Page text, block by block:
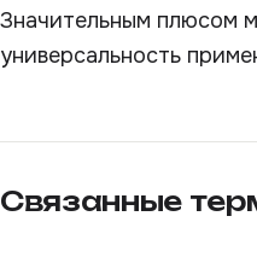
Значительным плюсом
универсальность
Связанные